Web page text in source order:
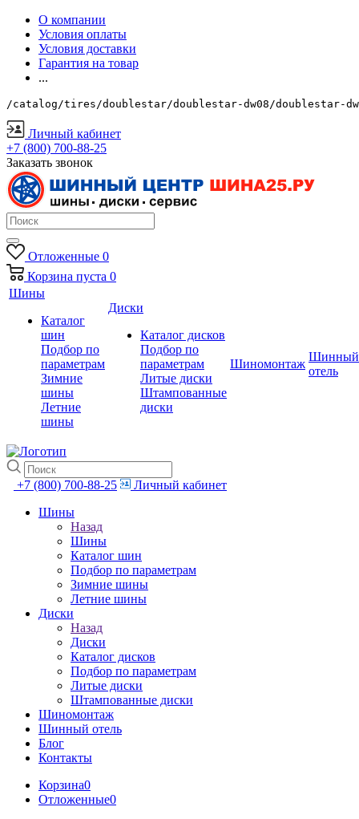
О компании
Условия оплаты
Условия доставки
Гарантия на товар
...
/catalog/tires/doublestar/doublestar-dw08/doublestar-
Личный кабинет
+7 (800) 700-88-25
Заказать звонок
Отложенные 0
Корзина пуста 0
Шины
Каталог
шин
Подбор по
параметрам
Зимние
шины
Летние
шины
Диски
Каталог дисков
Подбор по
параметрам
Литые диски
Штампованные
диски
Шиномонтаж
Шинный
отель
+7 (800) 700-88-25
Личный кабинет
Шины
Назад
Шины
Каталог шин
Подбор по параметрам
Зимние шины
Летние шины
Диски
Назад
Диски
Каталог дисков
Подбор по параметрам
Литые диски
Штампованные диски
Шиномонтаж
Шинный отель
Блог
Контакты
Корзина0
Отложенные0